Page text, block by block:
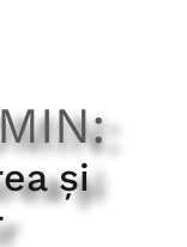
sau un sistem
Conform
client, ele
Web
și